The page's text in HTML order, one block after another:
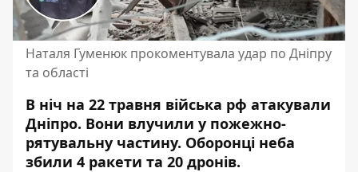
Наталя Гуменюк прокоментувала удар по Дніпру
та області
В ніч на 22 травня війська рф атакували
Дніпро. Вони влучили у пожежно-
рятувальну частину. Оборонці неба
збили 4 ракети та 20 дронів.